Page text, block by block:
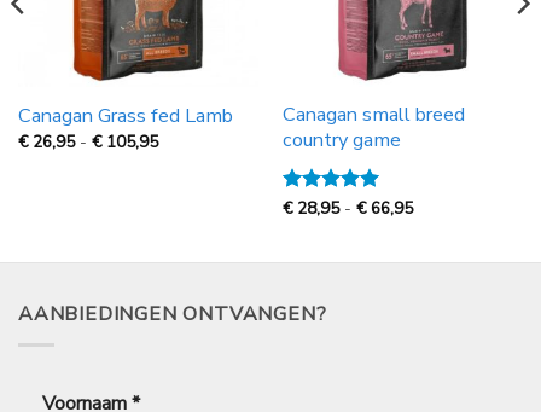
Canagan Grass fed Lamb
€ 26,95 - € 105,95Prijsklasse:
Canagan small breed
country game
Gewaardeerd
€ 28,95 - €66,95Prijsklasse:
€
AANBIEDINGEN ONTVANGEN?
Voornaam*